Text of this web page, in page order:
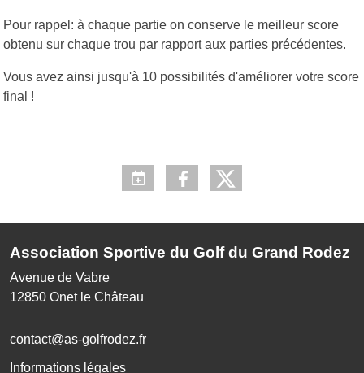
Pour rappel: à chaque partie on conserve le meilleur score
obtenu sur chaque trou par rapport aux parties précédentes.
Vous avez ainsi jusqu'à 10 possibilités d'améliorer votre score
final !
Association Sportive du Golf du Grand Rodez
Avenue de Vabre
12850 Onet le Château
contact@as-golfrodez.fr
Informations légales